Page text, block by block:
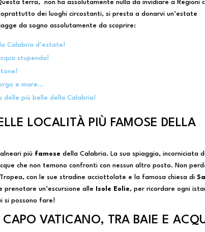
terra, non ha assolutamente nulla da invidiare a Regioni
dei luoghi circostanti, si presta a donarvi un’estate
da sogno assolutamente da scoprire:
Calabria d’estate!
stupenda!
e mare…
delle più belle della Calabria!
LOCALITÀ PIÙ FAMOSE DELLA
più famose della Calabria. La sua spiaggia, incorniciata
che non temono confronti con nessun altro posto. Non
con le sue stradine acciottolate e la famosa chiesa di
un’escursione alle Isole Eolie, per ricordare ogni
si possono fare!
VATICANO, TRA BAIE E